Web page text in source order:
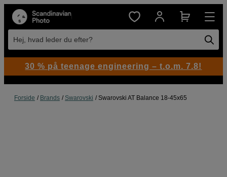
Hej, hvad leder du efter?
Forside Brands Swarovski Swarovski AT Balance 18-45x65
30 % på teenage engineering – t.o.m. 7.8!